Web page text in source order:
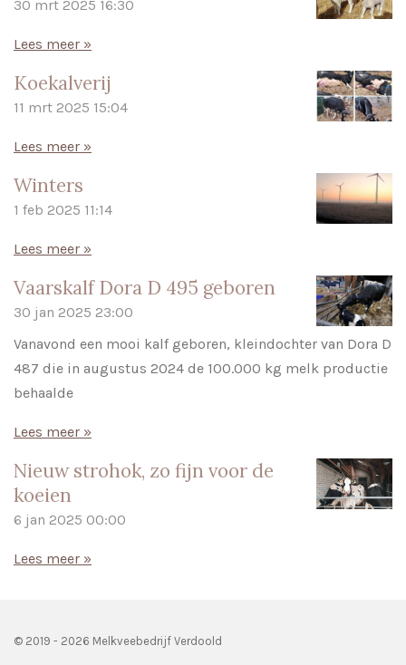
30 mrt 2025 16:30
Lees meer »
Koekalverij
11 mrt 2025 15:04
Lees meer »
Winters
1 feb 2025 11:14
Lees meer »
Vaarskalf Dora D 495 geboren
30 jan 2025 23:00
Vanavond een mooi kalf geboren, kleindochter van Dora D
487 die in augustus 2024 de 100.000 kg melk productie
behaalde
Lees meer »
Nieuw strohok, zo fijn voor de
koeien
6 jan 2025 00:00
Lees meer »
© 2019 - 2026 Melkveebedrijf Verdoold